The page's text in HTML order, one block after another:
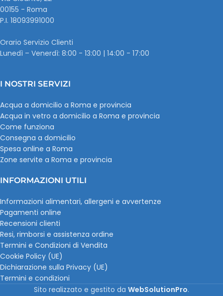
00155 - Roma
P.I. ‭18093991000
Orario Servizio Clienti
Lunedì – Venerdì: 8:00 - 13:00 | 14:00 - 17:00
I NOSTRI SERVIZI
Acqua a domicilio a Roma e provincia
Acqua in vetro a domicilio a Roma e provincia
Come funziona
Consegna a domicilio
Spesa online a Roma
Zone servite a Roma e provincia
INFORMAZIONI UTILI
Informazioni alimentari, allergeni e avvertenze
Pagamenti online
Recensioni clienti
Resi, rimborsi e assistenza ordine
Termini e Condizioni di Vendita
Cookie Policy (UE)
Dichiarazione sulla Privacy (UE)
Termini e condizioni
Sito realizzato e gestito da WebSolutionPro.